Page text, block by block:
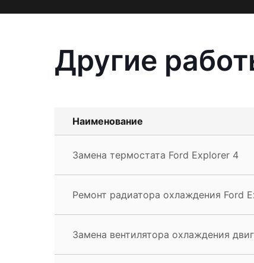
Другие
Наименование
Замена термостата Ford Explorer 4
Ремонт радиатора охлаждения Ford
Замена вентилятора охлаждения